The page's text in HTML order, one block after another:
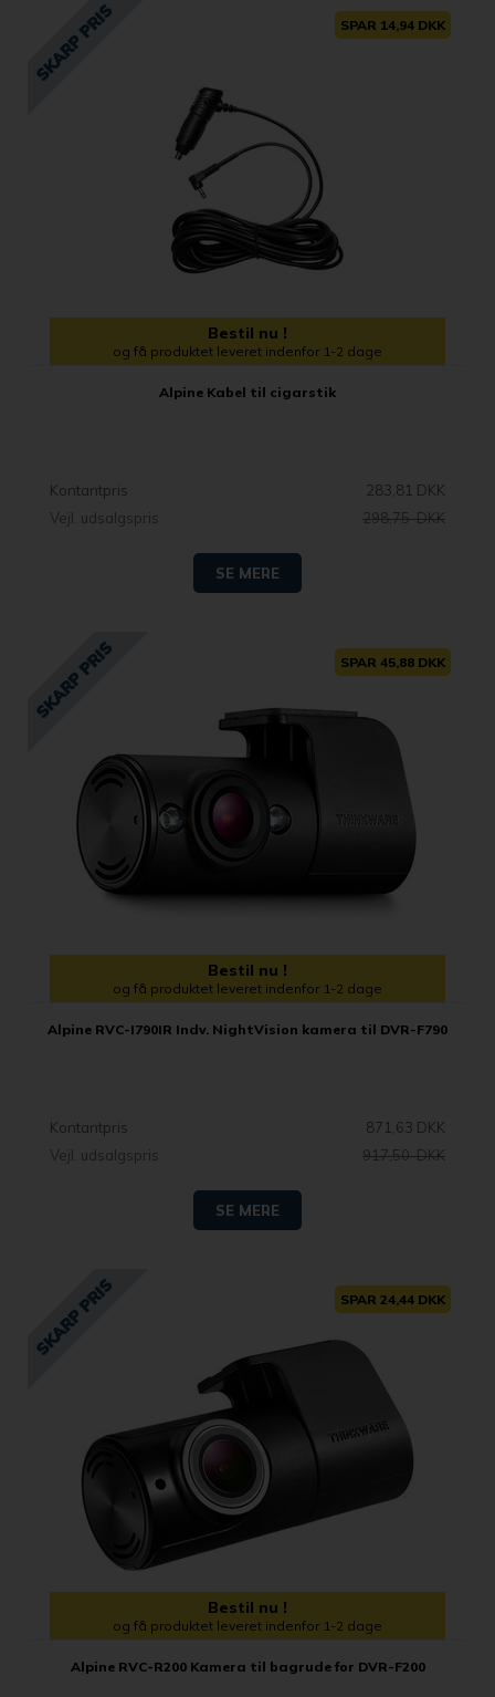
SPAR 14,94 DKK
Bestil nu !
og få produktet leveret indenfor 1-2 dage
Alpine Kabel til cigarstik
Kontantpris
283,81 DKK
Vejl. udsalgspris
298,75 DKK
SE MERE
SPAR 45,88 DKK
Bestil nu !
og få produktet leveret indenfor 1-2 dage
Alpine RVC-I790IR Indv. NightVision kamera til DVR-F790
Kontantpris
871,63 DKK
Vejl. udsalgspris
917,50 DKK
SE MERE
SPAR 24,44 DKK
Bestil nu !
og få produktet leveret indenfor 1-2 dage
Alpine RVC-R200 Kamera til bagrude for DVR-F200